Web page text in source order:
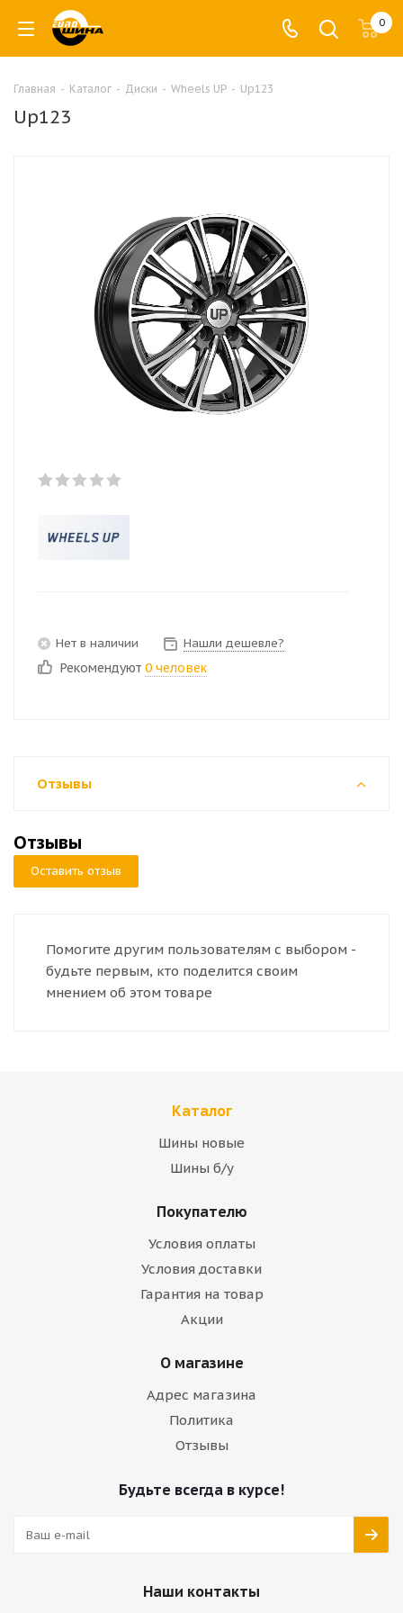
0
Главная - Каталог - Диски - Wheels UP - Up123
Up123
Нет в наличии Нашли дешевле?
Рекомендуют 0 человек
Отзывы
Отзывы
Оставить отзыв
Помогите другим пользователям с выбором -
будьте первым, кто поделится своим
мнением об этом товаре
Каталог
Шины новые
Шины б/у
Покупателю
Условия оплаты
Условия доставки
Гарантия на товар
Акции
О магазине
Адрес магазина
Политика
Отзывы
Будьте всегда в курсе!
Наши контакты